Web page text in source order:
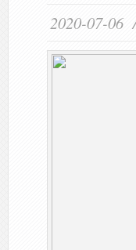
2020-07-06